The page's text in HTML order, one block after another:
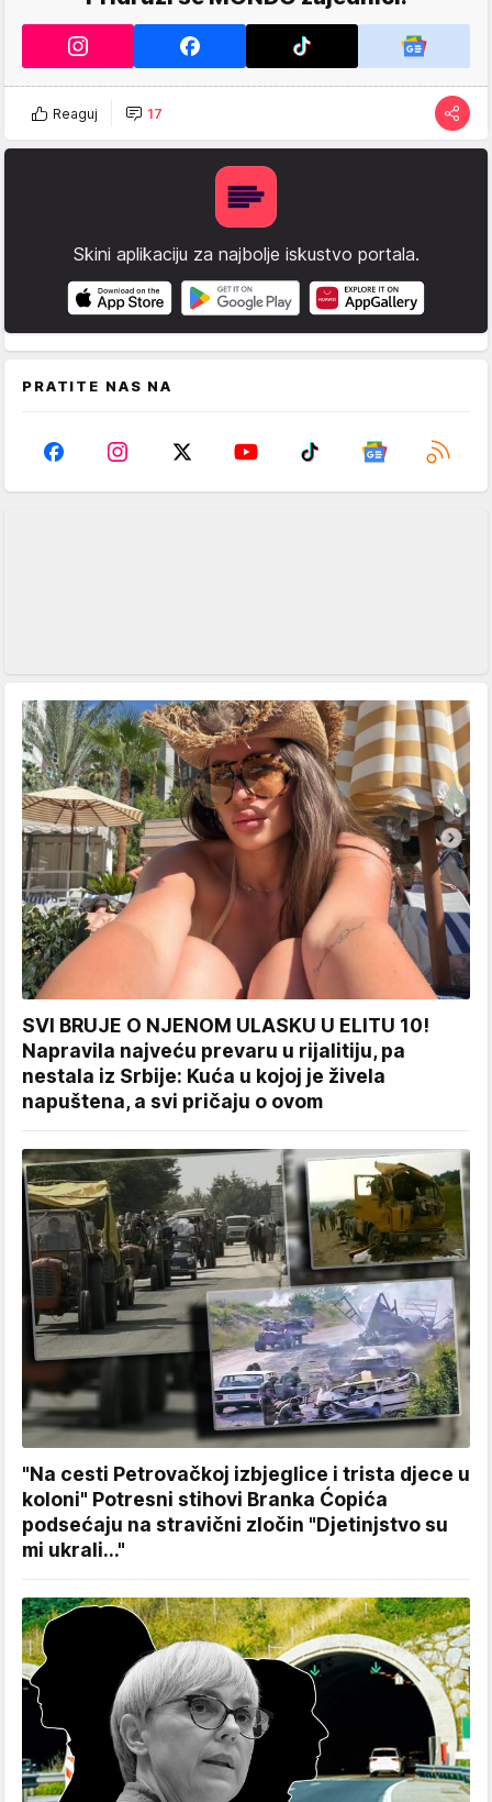
Reaguj 17
Skini aplikaciju za najbolje iskustvo portala.
PRATITE NAS NA
SVI BRUJE O NJENOM ULASKU U ELITU 10!
Napravila najveću prevaru u rijalitiju, pa
nestala iz Srbije: Kuća u kojoj je živela
napuštena, a svi pričaju o ovom
"Na cesti Petrovačkoj izbjeglice i trista djece u
koloni" Potresni stihovi Branka Ćopića
podsećaju na stravični zločin "Djetinjstvo su
mi ukrali..."